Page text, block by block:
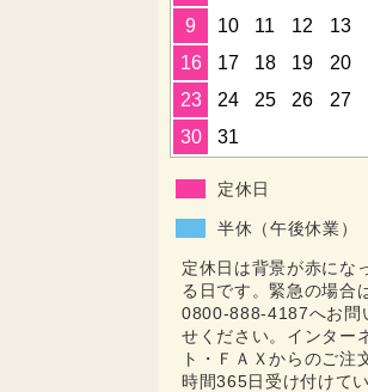
9
10 11 12 13
16
17 18 19 20
23
24 25 26 27
30
31
定休日
半休（午後休業）
定休日は背景が赤にな
る日です。緊急の場合
0800-888-4187へお問
せください。インター
ト・ＦＡＸからのご注
時間365日受け付けてい